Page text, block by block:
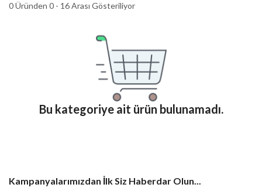
0 Üründen 0 - 16 Arası Gösteriliyor
Bu kategoriye ait ürün bulunamadı.
Kampanyalarımızdan İlk Siz Haberdar Olun...